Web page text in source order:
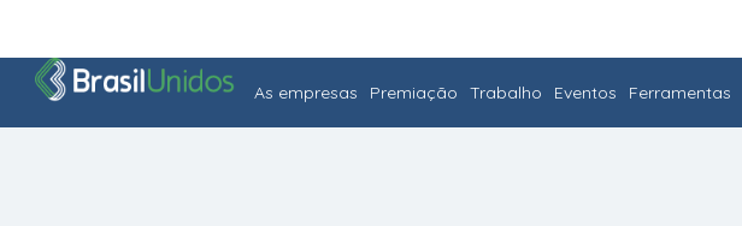
As empresas Premiação Trabalho Eventos Ferramentas